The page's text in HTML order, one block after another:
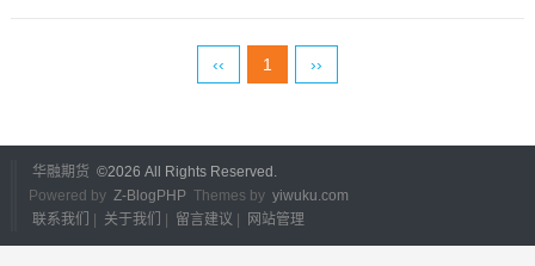
‹‹ 1 ››
华融期货 ©2026 All Rights Reserved.
Powered by Z-BlogPHP Themes by yiwuku.com
联系我们
关于我们 留言建议 网站管理